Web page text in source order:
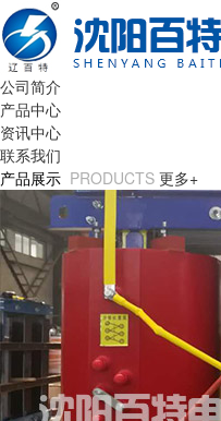
公司简介
产品中心
资讯中心
联系我们
产品展示 PRODUCTS 更多+